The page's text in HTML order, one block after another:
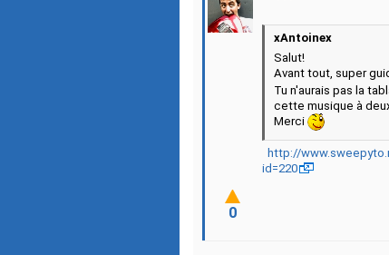
xAntoinex
Salut!
Avant tout, super
Tu n'aurais pas la
cette musique à
Merci
http://
id=220
0